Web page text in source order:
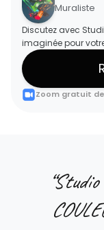
Muraliste
Discutez avec
imaginée pour
Zoom gratuit
Studio